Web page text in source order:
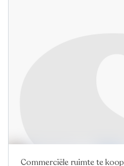
Commerciële ruimte te koop